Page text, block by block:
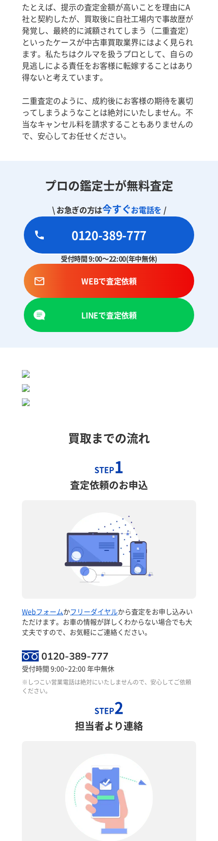
たとえば、提示の査定金額が高いことを理由にA
社と契約したが、買取後に自社工場内で事故歴が
発覚し、最終的に減額されてしまう（二重査定）
といったケースが中古車買取業界にはよく見られ
ます。私たちはクルマを扱うプロとして、自らの
見逃しによる責任をお客様に転嫁することはあり
得ないと考えています。
二重査定のように、成約後にお客様の期待を裏切
ってしまうようなことは絶対にいたしません。不
当なキャンセル料を請求することもありませんの
で、安心してお任せください。
プロの鑑定士が無料査定
\ お急ぎの方は今すぐお電話を /
0120-389-777
受付時間 9:00～22:00(年中無休)
WEBで査定依頼
LINEで査定依頼
買取までの流れ
STEP1
査定依頼のお申込
Webフォームかフリーダイヤルから査定をお申し込みい
ただけます。お車の情報が詳しくわからない場合でも大
丈夫ですので、お気軽にご連絡ください。
0120-389-777
受付時間 9:00~22:00 年中無休
※しつこい営業電話は絶対にいたしませんので、安心してご依頼
ください。
STEP2
担当者より連絡